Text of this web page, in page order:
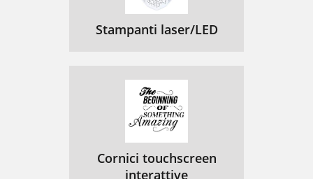
Stampanti laser/LED
Cornici touchscreen
interattive